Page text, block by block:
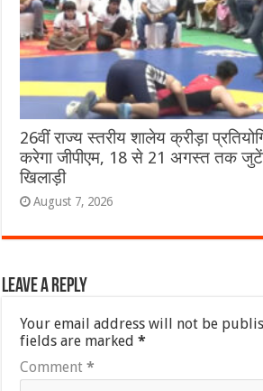
26वीं राज्य स्तरीय शालेय क्रीड़ा
करेगा जीपीएम, 18 से 21 अगस्त तक
खिलाड़ी
August 7, 2026
Leave a Reply
Your email address will not be
fields are marked*
Comment*